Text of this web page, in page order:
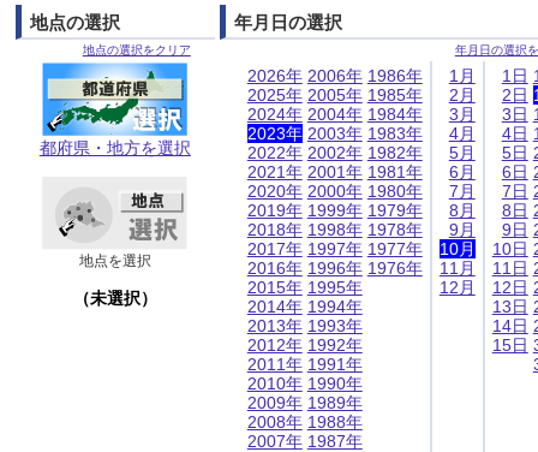
地点の選択
地点の選択をクリア
都府県・地方を選択
地点を選択
（未選択）
年月日の選択
年月日の選択
2026年
2025年
2024年
2023年
2022年
2021年
2020年
2019年
2018年
2017年
2016年
2015年
2014年
2013年
2012年
2011年
2010年
2009年
2008年
2007年
2006年
2005年
2004年
2003年
2002年
2001年
2000年
1999年
1998年
1997年
1996年
1995年
1994年
1993年
1992年
1991年
1990年
1989年
1988年
1987年
1986年
1985年
1984年
1983年
1982年
1981年
1980年
1979年
1978年
1977年
1976年
1月
2月
3月
4月
5月
6月
7月
8月
9月
10月
11月
12月
1日
2日
3日
4日
5日
6日
7日
8日
9日
10日
11日
12日
13日
14日
15日